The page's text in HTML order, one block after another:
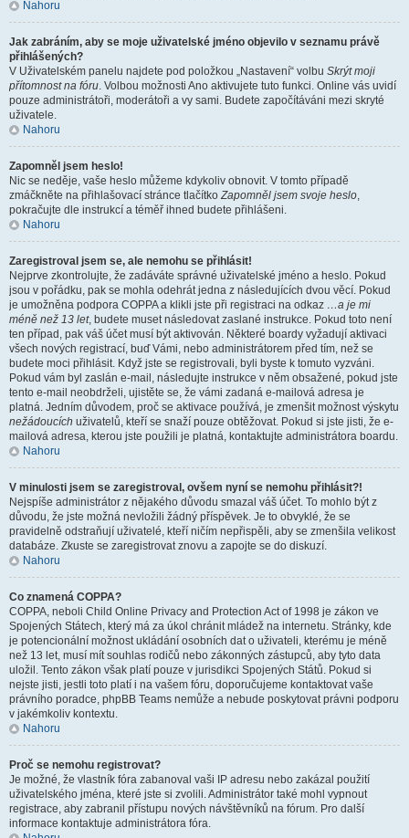
Nahoru
Jak zabráním, aby se moje uživatelské jméno objevilo v seznamu právě
přihlášených?
V Uživatelském panelu najdete pod položkou „Nastavení“ volbu Skrýt moji
přítomnost na fóru. Volbou možnosti Ano aktivujete tuto funkci. Online vás uvidí
pouze administrátoři, moderátoři a vy sami. Budete započítáváni mezi skryté
uživatele.
Nahoru
Zapomněl jsem heslo!
Nic se neděje, vaše heslo můžeme kdykoliv obnovit. V tomto případě
zmáčkněte na přihlašovací stránce tlačítkoZapomněl jsem svoje heslo,
pokračujte dle instrukcí a téměř ihned budete přihlášeni.
Nahoru
Zaregistroval jsem se, ale nemohu se přihlásit!
Nejprve zkontrolujte, že zadáváte správné uživatelské jméno a heslo. Pokud
jsou v pořádku, pak se mohla odehrát jedna z následujících dvou věcí. Pokud
je umožněna podpora COPPA a klikli jste při registraci na odkaz …a je mi
méně než 13 let, budete muset následovat zaslané instrukce. Pokud toto není
ten případ, pak váš účet musí být aktivován. Některé boardy vyžadují aktivaci
všech nových registrací, buď Vámi, nebo administrátorem před tím, než se
budete moci přihlásit. Když jste se registrovali, byli byste k tomuto vyzváni.
Pokud vám byl zaslán e-mail, následujte instrukce v něm obsažené, pokud jste
tento e-mail neobdrželi, ujistěte se, že vámi zadaná e-mailová adresa je
platná. Jedním důvodem, proč se aktivace používá, je zmenšit možnost výskytu
nežádoucích uživatelů, kteří se snaží pouze obtěžovat. Pokud si jste jisti, že e-
mailová adresa, kterou jste použili je platná, kontaktujte administrátora boardu.
Nahoru
V minulosti jsem se zaregistroval, ovšem nyní se nemohu přihlásit?!
Nejspíše administrátor z nějakého důvodu smazal váš účet. To mohlo být z
důvodu, že jste možná nevložili žádný příspěvek. Je to obvyklé, že se
pravidelně odstraňují uživatelé, kteří ničím nepřispěli, aby se zmenšila velikost
databáze. Zkuste se zaregistrovat znovu a zapojte se do diskuzí.
Nahoru
Co znamená COPPA?
COPPA, neboli Child Online Privacy and Protection Act of 1998 je zákon ve
Spojených Státech, který má za úkol chránit mládež na internetu. Stránky, kde
je potencionální možnost ukládání osobních dat o uživateli, kterému je méně
než 13 let, musí mít souhlas rodičů nebo zákonných zástupců, aby tyto data
uložil. Tento zákon však platí pouze v jurisdikci Spojených Států. Pokud si
nejste jisti, jestli toto platí i na vašem fóru, doporučujeme kontaktovat vaše
právního poradce, phpBB Teams nemůže a nebude poskytovat právni podporu
v jakémkoliv kontextu.
Nahoru
Proč se nemohu registrovat?
Je možné, že vlastník fóra zabanoval vaši IP adresu nebo zakázal použití
uživatelského jména, které jste si zvolili. Administrátor také mohl vypnout
registrace, aby zabranil přístupu nových návštěvníků na fórum. Pro další
informace kontaktuje administrátora fóra.